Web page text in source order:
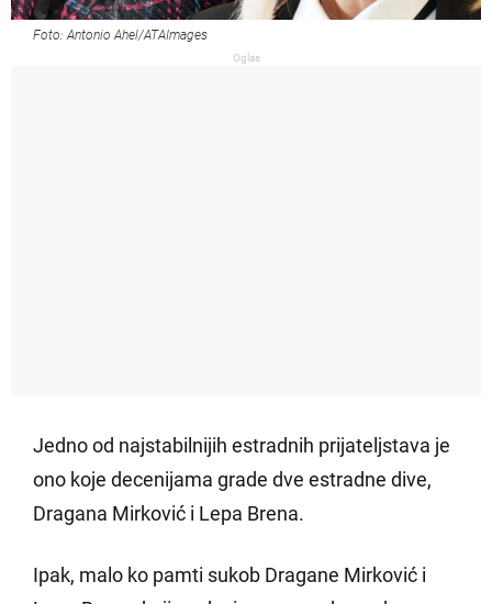
Foto: Antonio Ahel/ATAImages
Oglas
Jedno od najstabilnijih estradnih prijateljstava je
ono koje decenijama grade dve estradne dive,
Dragana Mirković i Lepa Brena.
Ipak, malo ko pamti sukob Dragane Mirković i